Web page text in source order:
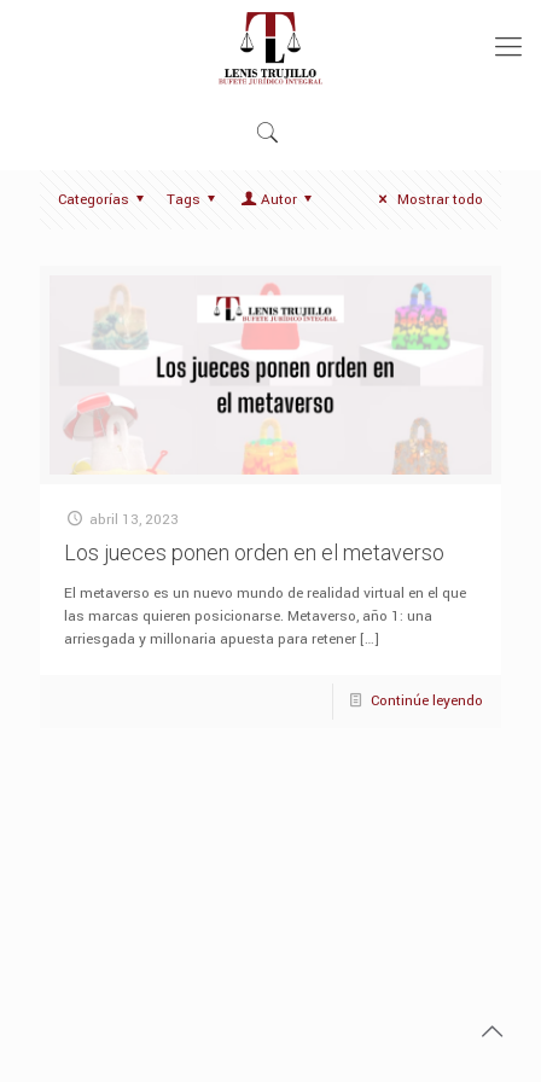
Categorías Tags Autor Mostrar todo
abril 13, 2023
Los jueces ponen orden en el metaverso
El metaverso es un nuevo mundo de realidad virtual en el que
las marcas quieren posicionarse. Metaverso, año 1: una
arriesgada y millonaria apuesta para retener[…]
Continúe leyendo